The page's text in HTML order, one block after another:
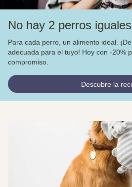
No hay 2 perros iguales
Para cada perro, un alimento ideal.
adecuada para el tuyo! Hoy con -20%
compromiso.
Descubre la